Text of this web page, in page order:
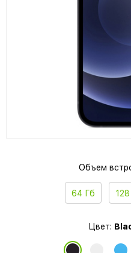
Объем
64 Гб
Цвет: